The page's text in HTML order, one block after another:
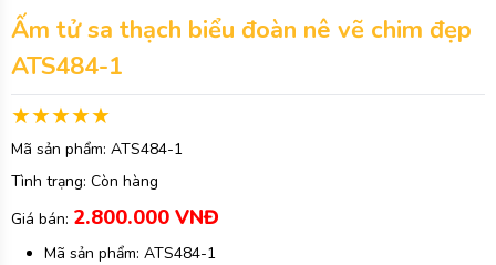
Ấm tử sa thạch biểu đoàn nê vẽ chim đẹp
ATS484-1
Mã sản phẩm: ATS484-1
Tình trạng: Còn hàng
Giá bán: 2.800.000 VNĐ
Mã sản phẩm: ATS484-1